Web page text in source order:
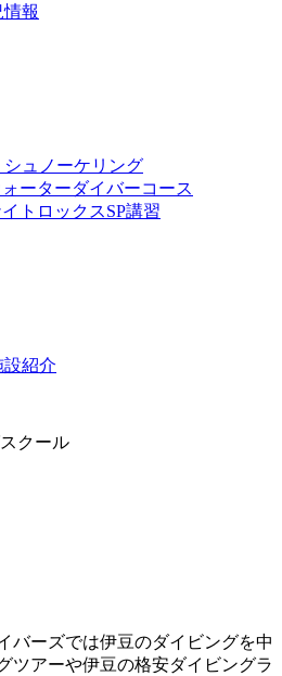
報
クール
バーズでは伊豆のダイビングを中
ツアーや伊豆の格安ダイビングラ